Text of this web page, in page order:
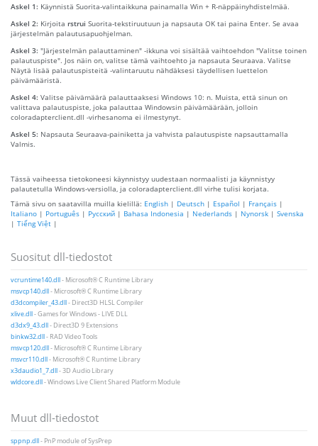
Askel 1: Käynnistä Suorita-valintaikkuna painamalla Win + R-näppäinyhdistelmää.
Askel 2: Kirjoita rstrui Suorita-tekstiruutuun ja napsauta OK tai paina Enter. Se avaa
järjestelmän palautusapuohjelman.
Askel 3: "Järjestelmän palauttaminen" -ikkuna voi sisältää vaihtoehdon "Valitse toinen
palautuspiste". Jos näin on, valitse tämä vaihtoehto ja napsauta Seuraava. Valitse
Näytä lisää palautuspisteitä -valintaruutu nähdäksesi täydellisen luettelon
päivämääristä.
Askel 4: Valitse päivämäärä palauttaaksesi Windows 10: n. Muista, että sinun on
valittava palautuspiste, joka palauttaa Windowsin päivämäärään, jolloin
coloradapterclient.dll -virhesanoma ei ilmestynyt.
Askel 5: Napsauta Seuraava-painiketta ja vahvista palautuspiste napsauttamalla
Valmis.
Tässä vaiheessa tietokoneesi käynnistyy uudestaan ​​normaalisti ja käynnistyy
palautetulla Windows-versiolla, ja coloradapterclient.dll virhe tulisi korjata.
Tämä sivu on saatavilla muilla kielillä: English | Deutsch | Español | Français |
Italiano | Português | Русский | Bahasa Indonesia | Nederlands | Nynorsk | Svenska
| Tiếng Việt |
Suositut dll-tiedostot
vcruntime140.dll- Microsoft® C Runtime Library
msvcp140.dll- Microsoft® C Runtime Library
d3dcompiler_43.dll- Direct3D HLSL Compiler
xlive.dll- Games for Windows - LIVE DLL
d3dx9_43.dll- Direct3D 9 Extensions
binkw32.dll- RAD Video Tools
msvcp120.dll- Microsoft® C Runtime Library
msvcr110.dll- Microsoft® C Runtime Library
x3daudio1_7.dll- 3D Audio Library
wldcore.dll- Windows Live Client Shared Platform Module
Muut dll-tiedostot
sppnp.dll- PnP module of SysPrep